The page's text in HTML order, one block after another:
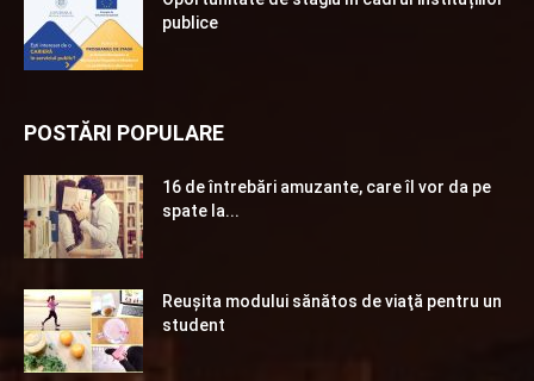
publice
POSTĂRI POPULARE
16 de întrebări amuzante, care îl vor da pe
spate la...
Reuşita modului sănătos de viaţă pentru un
student